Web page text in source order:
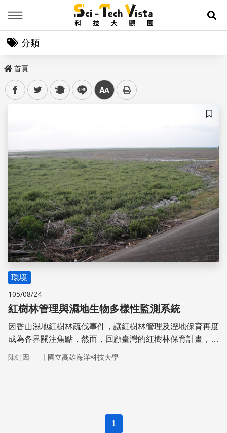
展
分類
首頁
facebooktwitter plurk line 中
儲存
環境
105/08/24
紅樹林管理與濕地生物多樣性監測系統
因香山濕地紅樹林疏伐事件，讓紅樹林管理及溼地保育再度
成為各界關注焦點，然而，回顧臺灣的紅樹林保育計畫，至
策略。管理計畫的訂定須奠基於長期生態環境監測資料，因
陳虹因 ｜ 國立高雄海洋科技大學
1